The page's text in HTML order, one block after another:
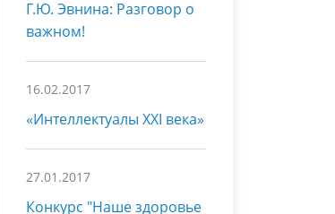
Г.Ю. Эвнина: Разговор о
важном!
16.02.2017
«Интеллектуалы XXI века»
27.01.2017
Конкурс "Наше здоровье